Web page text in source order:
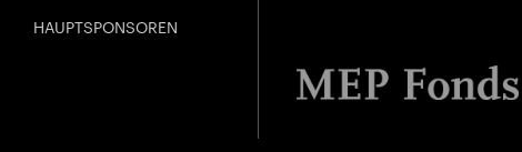
HAUPTSPONSOREN